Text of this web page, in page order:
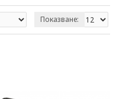
Показване: